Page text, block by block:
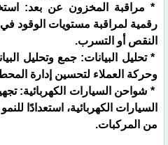
* مراقبة المخزون عن بعد:
رقمية لمراقبة مستويات الوقود
النقص أو التسرب.
* تحليل البيانات: جمع وتحليل
وحركة العملاء لتحسين إدارة
* شواحن السيارات الكهربائية:
السيارات الكهربائية، استعدادًا
من المركبات.